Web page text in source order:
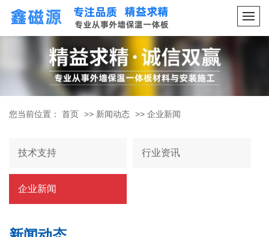
您当前位置： 首页 >> 新闻动态 >> 企业新闻
技术支持 行业资讯
企业新闻